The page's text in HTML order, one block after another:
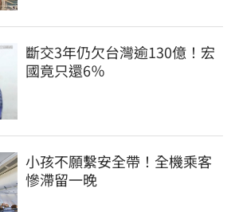
斷交3年仍欠台灣逾130億！宏
國竟只還6％
小孩不願繫安全帶！全機乘客
慘滯留一晚